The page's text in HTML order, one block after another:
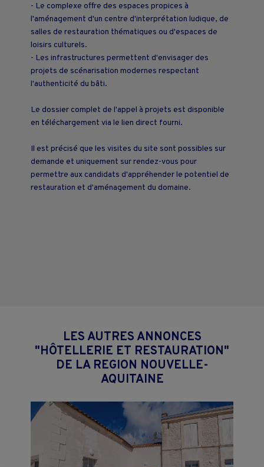
- Le complexe offre des espaces propices à
l'aménagement d'un centre d'interprétation ludique, de
salles de restauration thématiques ou d'espaces de
loisirs culturels.
- Les infrastructures permettent d'envisager des
projets de scénarisation modernes respectant
l'authenticité du bâti.
Le dossier complet de l'appel à projets est disponible
en téléchargement via le lien direct fourni.
Il est précisé que les visites du site sont possibles sur
demande et uniquement sur rendez-vous pour
permettre aux candidats d'appréhender le potentiel de
restauration et d'aménagement du domaine.
LES AUTRES ANNONCES
"HÔTELLERIE ET RESTAURATION"
DE LA REGION NOUVELLE-
AQUITAINE